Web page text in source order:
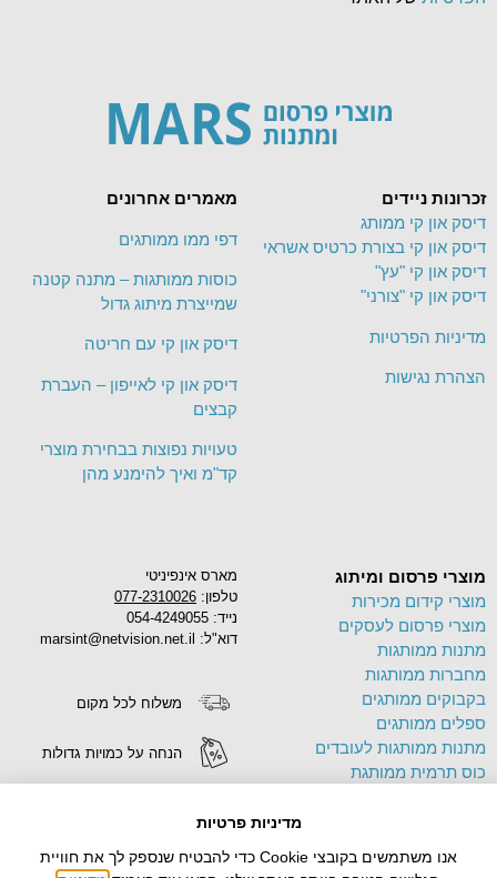
מארס אינפיניטי
טלפון: 077-2310026
נייד: 054-4249055
דוא"ל: marsint@netvision.net.il
משלוח לכל מקום
הנחה על כמויות גדולות
מוצרי פרסום ומיתוג
מוצרי קידום מכירות
מוצרי פרסום לעסקים
מתנות ממותגות
מחברות ממותגות
בקבוקים ממותגים
ספלים ממותגים
מתנות ממותגות לעובדים
כוס תרמית ממותגת
עטים ממותגים
מאמרים אחרונים
דפי ממו ממותגים
כוסות ממותגות – מתנה קטנה
שמייצרת מיתוג גדול
דיסק און קי עם חריטה
דיסק און קי לאייפון – העברת
קבצים
טעויות נפוצות בבחירת מוצרי
קד"מ ואיך להימנע מהן
זכרונות ניידים
דיסק און קי ממותג
דיסק און קי בצורת כרטיס אשראי
דיסק און קי "עץ"
דיסק און קי "צורני"
מדיניות הפרטיות
הצהרת נגישות
מדיניות פרטיות
אנו משתמשים בקובצי Cookie כדי להבטיח שנספק לך את חוויית